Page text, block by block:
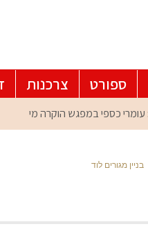
ספורט צרכנות
בניין מגורים לוד